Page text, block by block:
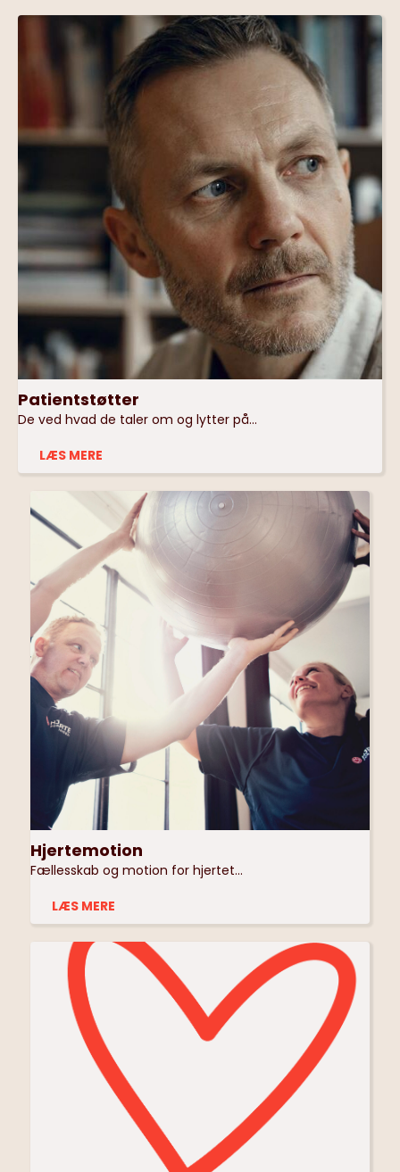
Patientstøtter
De ved hvad de taler om og lytter på...
LÆS MERE
Hjertemotion
Fællesskab og motion for hjertet...
LÆS MERE